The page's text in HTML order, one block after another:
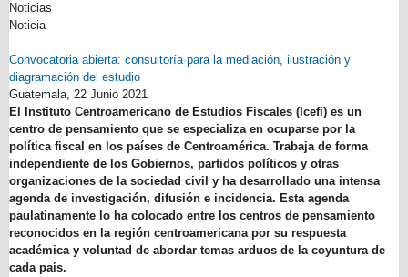
Noticias
Noticia
Convocatoria abierta: consultoría para la mediación, ilustración y
diagramación del estudio
Guatemala, 22 Junio 2021
El Instituto Centroamericano de Estudios Fiscales (Icefi) es un
centro de pensamiento que se especializa en ocuparse por la
política fiscal en los países de Centroamérica. Trabaja de forma
independiente de los Gobiernos, partidos políticos y otras
organizaciones de la sociedad civil y ha desarrollado una intensa
agenda de investigación, difusión e incidencia. Esta agenda
paulatinamente lo ha colocado entre los centros de pensamiento
reconocidos en la región centroamericana por su respuesta
académica y voluntad de abordar temas arduos de la coyuntura de
cada país.